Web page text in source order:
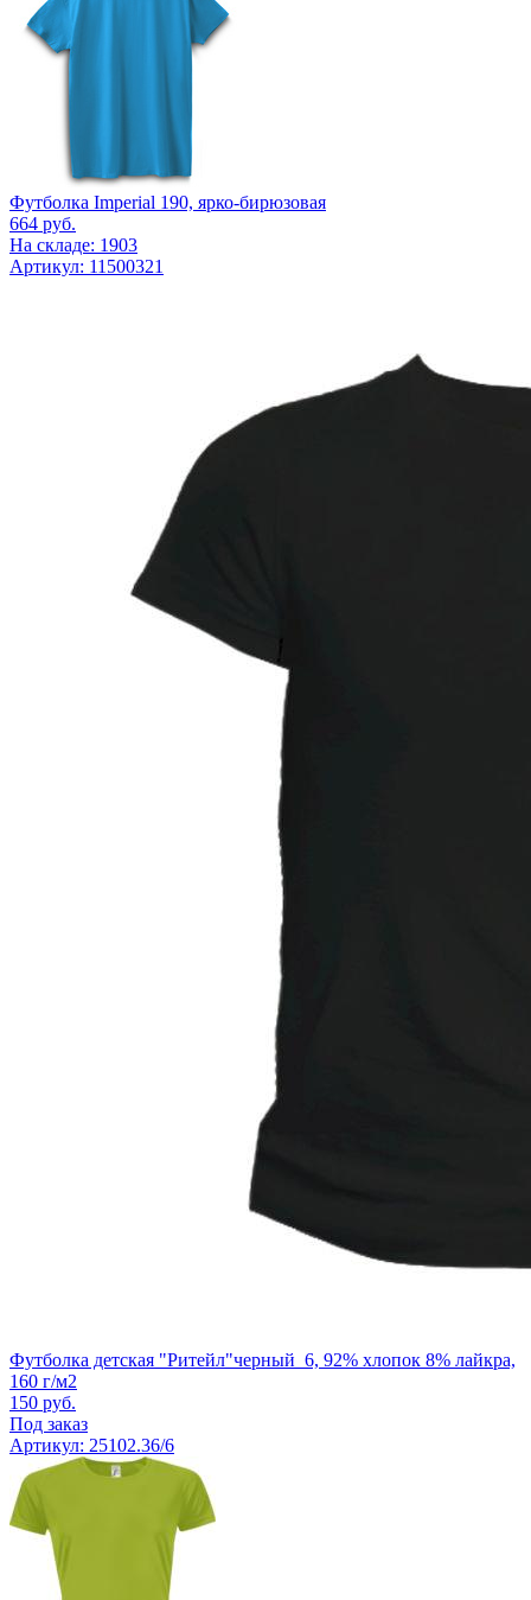
Футболка Imperial 190, ярко-бирюзовая
664 руб.
На складе: 1903
Артикул: 11500321
Футболка детская "Ритейл"черный_6, 92% хлопок 8% лайкра,
160 г/м2
150 руб.
Под заказ
Артикул: 25102.36/6